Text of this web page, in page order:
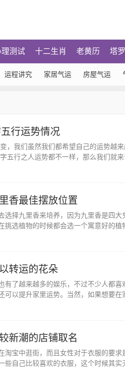
理测试 十二生肖 老黄历 塔
运程讲究 家居气运 房屋气运
行运势情况
，我们虽然我们都希望自己的运势越
五行之人运势都不一样，那么我们就
香最佳摆放位置
选择九里香来培养，因为九里香是四大
挑选植物的时候都会选一个寓意好的植
转运的花朵
有了越来越多的娱乐，不过不少人都喜
可以提升家里运势。当然，如果想要在
新潮的店铺取名
淘宝中逛街，而且女性对于衣服的要求
些自己比较喜欢的衣服，这个时候其实